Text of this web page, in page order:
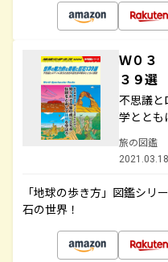
Ｗ０３
３９選
不思議と
学ととも
旅の図鑑
「地球の歩き方」図鑑シリ
石の世界！